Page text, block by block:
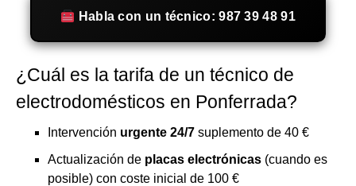
Habla con un técnico: 987 39 48 91
¿Cuál es la tarifa de un técnico de
electrodomésticos en Ponferrada?
Intervención urgente 24/7 suplemento de 40 €
Actualización de placas electrónicas (cuando es
posible) con coste inicial de 100 €